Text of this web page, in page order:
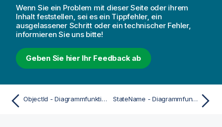
Wenn Sie ein Problem mit dieser Seite oder ihrem
Inhalt feststellen, sei es ein Tippfehler, ein
ausgelassener Schritt oder ein technischer Fehler,
informieren Sie uns bitte!
Geben Sie hier Ihr Feedback ab
ObjectId - Diagrammfunktion StateName - Diagrammfunktion